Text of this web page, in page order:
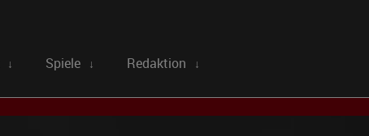
↓ Spiele ↓ Redaktion ↓